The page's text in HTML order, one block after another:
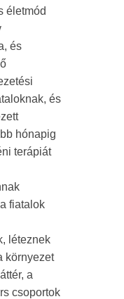
életmód
és
és
hónapig
terápiát
fiatalok
léteznek
környezet
a
csoportok